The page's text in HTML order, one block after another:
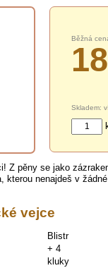
Běžná
Skladem:
Z pěny se jako
nenajdeš v
vejce
Blistr
+ 4
kluky